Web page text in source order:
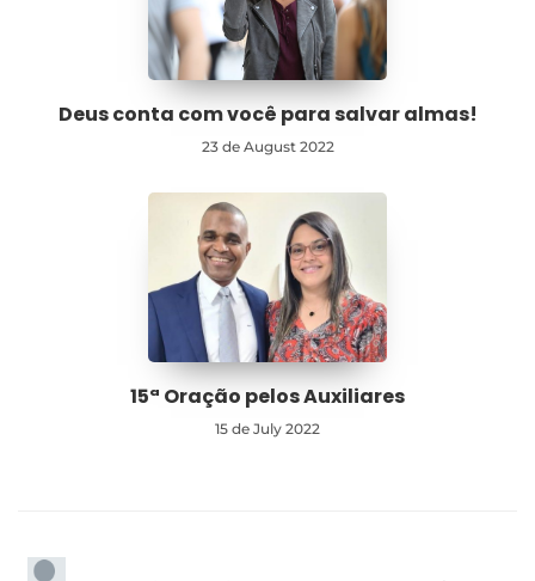
Deus conta com você para salvar almas!
23 de August 2022
15ª Oração pelos Auxiliares
15 de July 2022